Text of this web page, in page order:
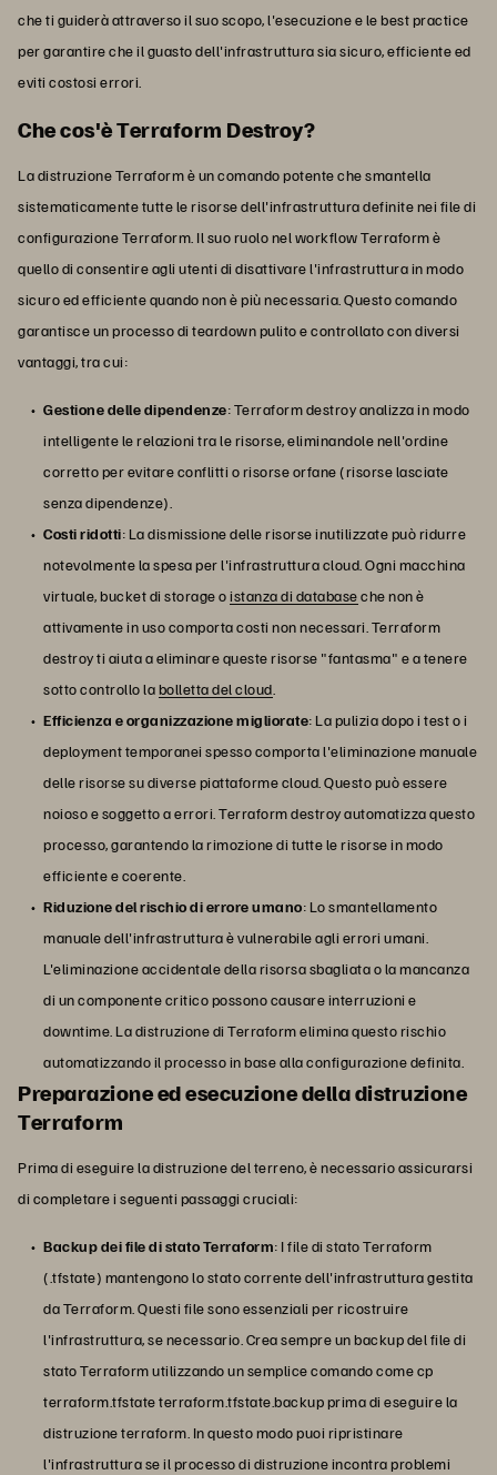
che ti guiderà attraverso il suo scopo, l'esecuzione e le best practice
per garantire che il guasto dell'infrastruttura sia sicuro, efficiente ed
eviti costosi errori.
Che cos'è Terraform Destroy?
La distruzione Terraform è un comando potente che smantella
sistematicamente tutte le risorse dell'infrastruttura definite nei file di
configurazione Terraform. Il suo ruolo nel workflow Terraform è
quello di consentire agli utenti di disattivare l'infrastruttura in modo
sicuro ed efficiente quando non è più necessaria. Questo comando
garantisce un processo di teardown pulito e controllato con diversi
vantaggi, tra cui:
Gestione delle dipendenze: Terraform destroy analizza in modo
intelligente le relazioni tra le risorse, eliminandole nell'ordine
corretto per evitare conflitti o risorse orfane (risorse lasciate
senza dipendenze).
Costi ridotti: La dismissione delle risorse inutilizzate può ridurre
notevolmente la spesa per l'infrastruttura cloud. Ogni macchina
virtuale, bucket di storage oistanza di databaseche non è
attivamente in uso comporta costi non necessari. Terraform
destroy ti aiuta a eliminare queste risorse "fantasma" e a tenere
sotto controllo labolletta del cloud.
Efficienza e organizzazione migliorate: La pulizia dopo i test o i
deployment temporanei spesso comporta l'eliminazione manuale
delle risorse su diverse piattaforme cloud. Questo può essere
noioso e soggetto a errori. Terraform destroy automatizza questo
processo, garantendo la rimozione di tutte le risorse in modo
efficiente e coerente.
Riduzione del rischio di errore umano: Lo smantellamento
manuale dell'infrastruttura è vulnerabile agli errori umani.
L'eliminazione accidentale della risorsa sbagliata o la mancanza
di un componente critico possono causare interruzioni e
downtime. La distruzione di Terraform elimina questo rischio
automatizzando il processo in base alla configurazione definita.
Preparazione ed esecuzione della distruzione
Terraform
Prima di eseguire la distruzione del terreno, è necessario assicurarsi
di completare i seguenti passaggi cruciali:
Backup dei file di stato Terraform: I file di stato Terraform
(.tfstate) mantengono lo stato corrente dell'infrastruttura gestita
da Terraform. Questi file sono essenziali per ricostruire
l'infrastruttura, se necessario. Crea sempre un backup del file di
stato Terraform utilizzando un semplice comando come cp
terraform.tfstate terraform.tfstate.backup prima di eseguire la
distruzione terraform. In questo modo puoi ripristinare
l'infrastruttura se il processo di distruzione incontra problemi